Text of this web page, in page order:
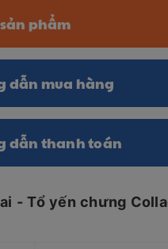
phẩm
dẫn mua hàng
dẫn thanh toán
- Tổ yến chưng